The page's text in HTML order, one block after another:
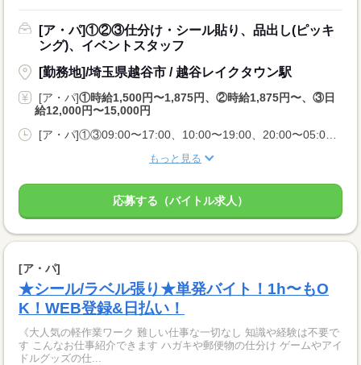
[ア・パ]①②③仕分け・シール貼り、品出し(ピッキ
ング)、イベントスタッフ
[勤務地]/埼玉県越谷市 / 越谷レイクタウン駅
[ア・パ]①時給1,500円〜1,875円、②時給1,875円〜、③日
給12,000円〜15,000円
もっと見る
応募する（バイトル求人）
[ア・パ]
★シール/ラベル張り★単発バイト！1h〜もO
K！WEB登録&日払い！
《大人気の軽作業ワーク 難しい仕事な一切なし 知識や経験は不要で
す こんなお仕事紹介できます ハガキや郵便物の仕分け ゲームやアイ
ドルグッズの仕...